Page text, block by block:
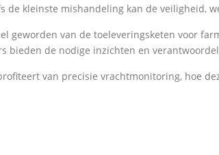
kleinste mishandeling kan de veiligheid,
geworden van de toeleveringsketen voor
bieden de nodige inzichten en
van precisie vrachtmonitoring, hoe